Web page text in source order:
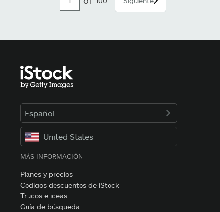
Español
United States
MÁS INFORMACIÓN
Planes y precios
Codigos descuentos de iStock
Trucos e ideas
Guía de búsqueda